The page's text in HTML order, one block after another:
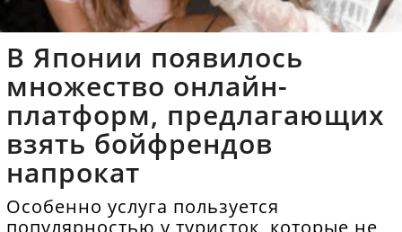
В Японии появилось
множество онлайн-
платформ, предлагающих
взять бойфрендов
напрокат
Особенно услуга пользуется
популярностью у туристок, которые не